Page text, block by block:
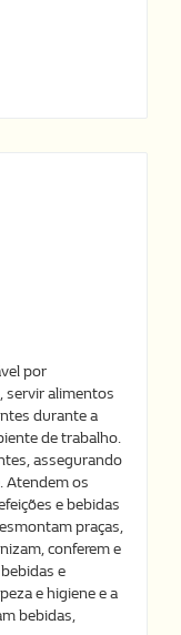
por
servir alimentos
durante a
de trabalho.
assegurando
Atendem os
e bebidas
praças,
conferem e
e
e higiene e a
bebidas,